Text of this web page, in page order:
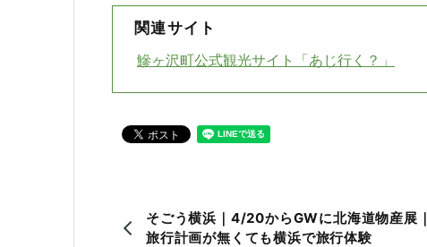
関連サイト
鰺ヶ沢町公式観光サイト「あじ行く？」
そごう横浜｜4/20からGWに北海道物産展｜
旅行計画が無くても横浜で旅行体験